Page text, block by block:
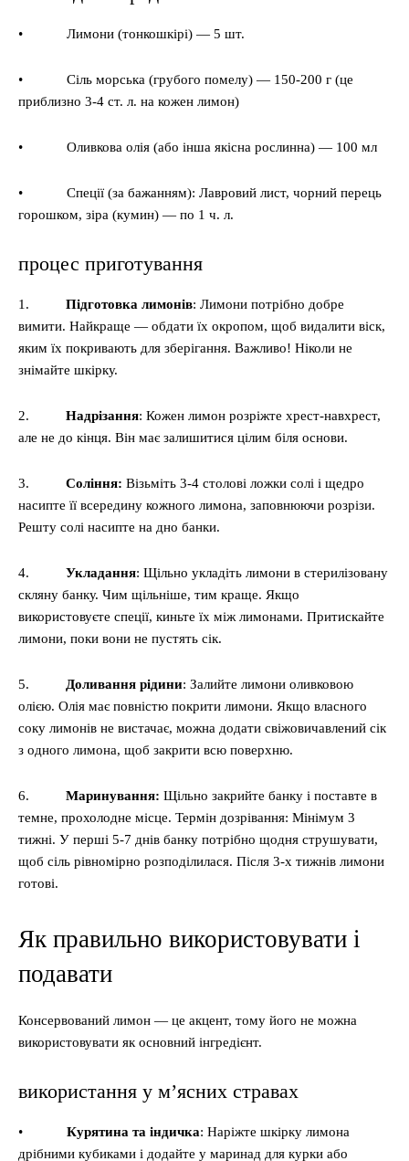
• Лимони (тонкошкірі) — 5 шт.
• Сіль морська (грубого помелу) — 150-200 г (це
приблизно 3-4 ст. л. на кожен лимон)
• Оливкова олія (або інша якісна рослинна) — 100 мл
• Спеції (за бажанням): Лавровий лист, чорний перець
горошком, зіра (кумин) — по 1 ч. л.
процес приготування
1. Підготовка лимонів: Лимони потрібно добре
вимити. Найкраще — обдати їх окропом, щоб видалити віск,
яким їх покривають для зберігання. Важливо! Ніколи не
знімайте шкірку.
2. Надрізання: Кожен лимон розріжте хрест-навхрест,
але не до кінця. Він має залишитися цілим біля основи.
3. Соління: Візьміть 3-4 столові ложки солі і щедро
насипте її всередину кожного лимона, заповнюючи розрізи.
Решту солі насипте на дно банки.
4. Укладання: Щільно укладіть лимони в стерилізовану
скляну банку. Чим щільніше, тим краще. Якщо
використовуєте спеції, киньте їх між лимонами. Притискайте
лимони, поки вони не пустять сік.
5. Доливання рідини: Залийте лимони оливковою
олією. Олія має повністю покрити лимони. Якщо власного
соку лимонів не вистачає, можна додати свіжовичавлений сік
з одного лимона, щоб закрити всю поверхню.
6. Маринування: Щільно закрийте банку і поставте в
темне, прохолодне місце. Термін дозрівання: Мінімум 3
тижні. У перші 5-7 днів банку потрібно щодня струшувати,
щоб сіль рівномірно розподілилася. Після 3-х тижнів лимони
готові.
Як правильно використовувати і
подавати
Консервований лимон — це акцент, тому його не можна
використовувати як основний інгредієнт.
використання у м’ясних стравах
• Курятина та індичка: Наріжте шкірку лимона
дрібними кубиками і додайте у маринад для курки або